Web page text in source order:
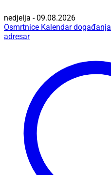
nedjelja - 09.08.2026
Osmrtnice Kalendar događanja
adresar